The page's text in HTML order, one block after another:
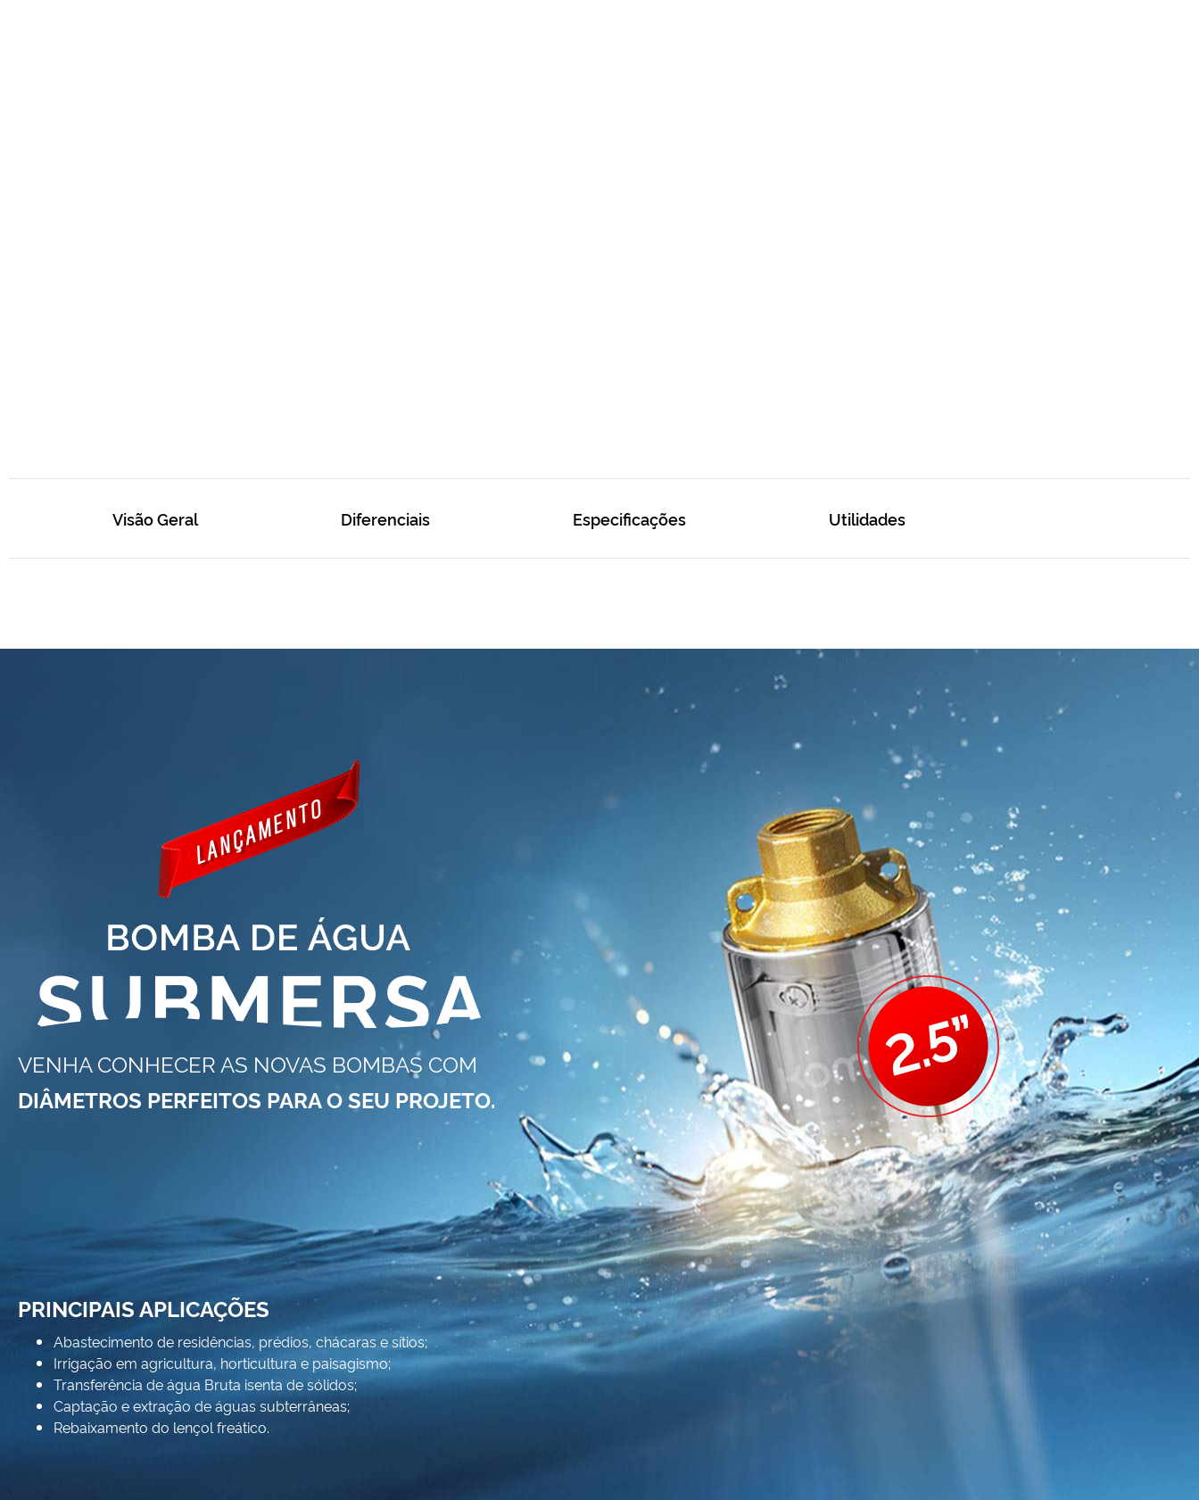
Visão Geral Diferenciais Especificações Utilidades
VENHA CONHECER AS NOVAS BOMBAS COM
DIÂMETROS PERFEITOS PARA O SEU PROJETO.
PRINCIPAIS APLICAÇÕES
Abastecimento de residências, prédios, chácaras e sítios;
Irrigação em agricultura, horticultura e paisagismo;
Transferência de água Bruta isenta de sólidos;
Captação e extração de águas subterrâneas;
Rebaixamento do lençol freático.